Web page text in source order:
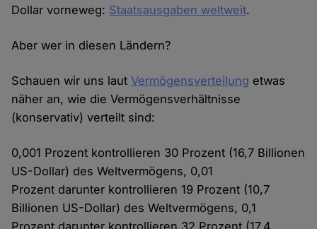
Dollar vorneweg: Staatsausgaben weltweit.
Aber wer in diesen Ländern?
Schauen wir uns lautVermögensverteilung etwas
näher an, wie die Vermögensverhältnisse
(konservativ) verteilt sind:
0,001 Prozent kontrollieren 30 Prozent (16,7 Billionen
US-Dollar) des Weltvermögens, 0,01
Prozent darunter kontrollieren 19 Prozent (10,7
Billionen US-Dollar) des Weltvermögens, 0,1